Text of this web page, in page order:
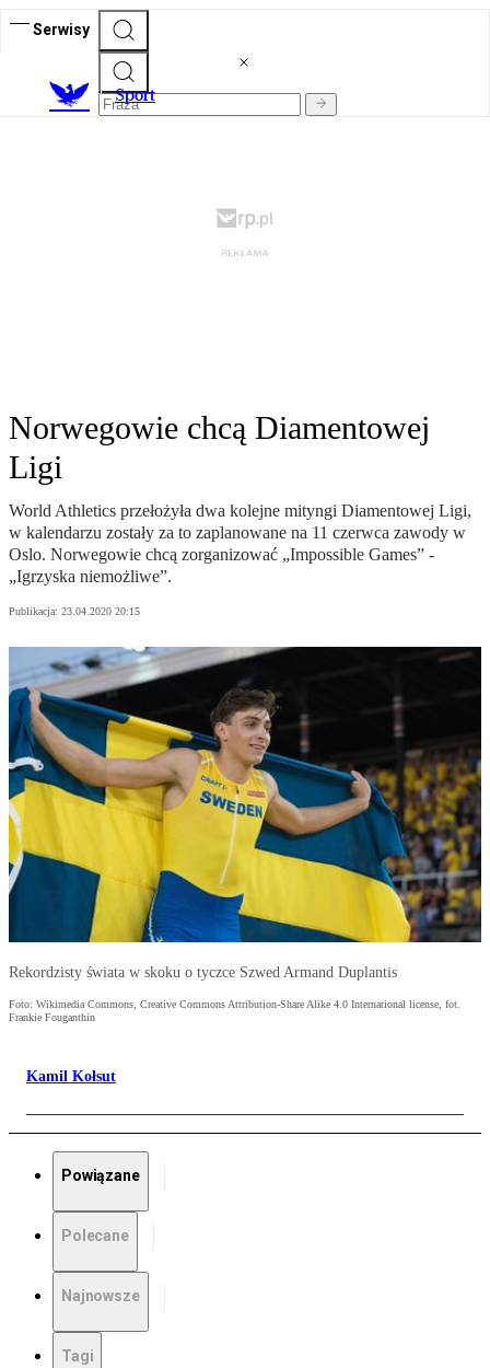
Serwisy
Sport
Norwegowie chcą Diamentowej
Ligi
World Athletics przełożyła dwa kolejne mityngi Diamentowej Ligi,
w kalendarzu zostały za to zaplanowane na 11 czerwca zawody w
Oslo. Norwegowie chcą zorganizować „Impossible Games” -
„Igrzyska niemożliwe”.
Publikacja: 23.04.2020 20:15
Rekordzisty świata w skoku o tyczce Szwed Armand Duplantis
Foto: Wikimedia Commons, Creative Commons Attribution-Share Alike 4.0 International license, fot.
Frankie Fouganthin
Kamil Kołsut
Powiązane
Polecane
Najnowsze
Tagi